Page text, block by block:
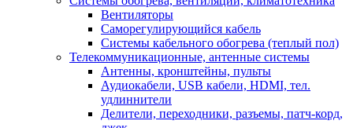
Вентиляторы
Саморегулирующийся кабель
Системы кабельного обогрева (теплый пол)
Телекоммуникационные, антенные системы
Антенны, кронштейны, пульты
Аудиокабели, USB кабели, HDMI, тел.
удлиннители
Делители, переходники, разъемы, патч-корд,